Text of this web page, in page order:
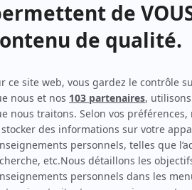
Personnages
Les liaisons dangereuses(